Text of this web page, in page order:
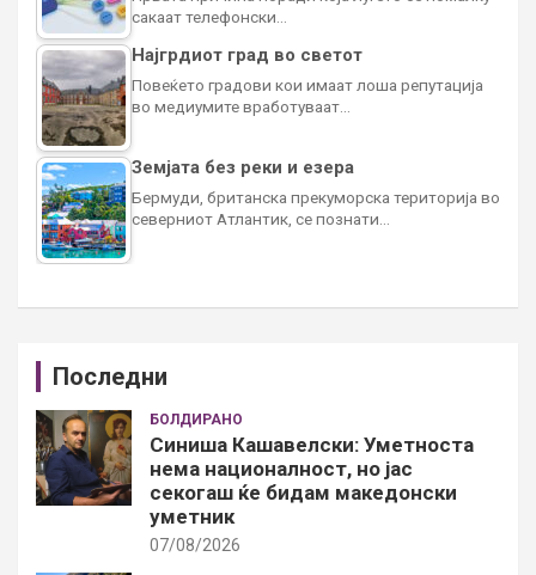
сакаат телефонски…
Најгрдиот град во светот
Повеќето градови кои имаат лоша репутација
во медиумите вработуваат…
Земјата без реки и езера
Бермуди, британска прекуморска територија во
северниот Атлантик, се познати…
Последни
БОЛДИРАНО
Синиша Кашавелски: Уметноста
нема националност, но јас
секогаш ќе бидам македонски
уметник
07/08/2026